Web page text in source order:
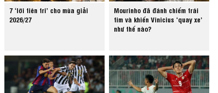
7 ‘lời tiên tri’ cho mùa giải
2026/27
Mourinho đã đánh chiếm trái
tim và khiến Vinicius ‘quay xe’
như thế nào?